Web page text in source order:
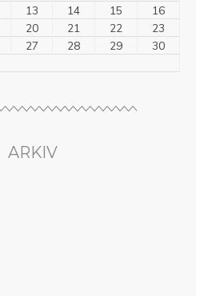
13 14 15
16
20 21 22
23
27 28 29
30
ARKIV